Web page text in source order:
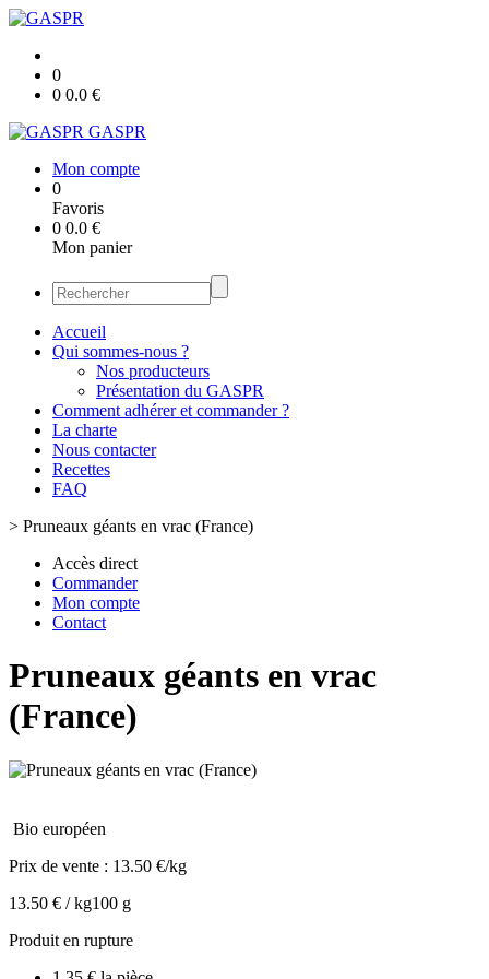
0
0 0.0 €
GASPR
Mon compte
0
Favoris
0 0.0 €
Mon panier
Accueil
Qui sommes-nous ?
Nos producteurs
Présentation du GASPR
Comment adhérer et commander ?
La charte
Nous contacter
Recettes
FAQ
> Pruneaux géants en vrac (France)
Accès direct
Commander
Mon compte
Contact
Pruneaux géants en vrac
(France)
Bio européen
Prix de vente : 13.50 €/kg
13.50 € / kg100 g
Produit en rupture